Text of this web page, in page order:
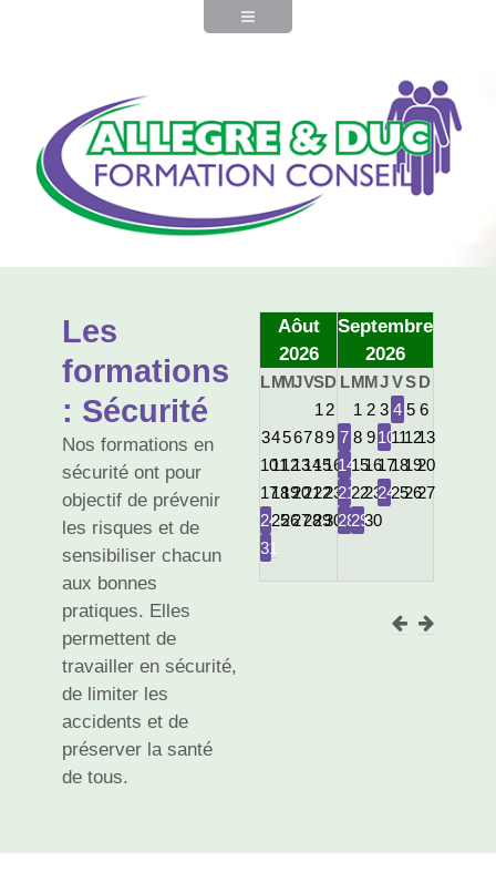
Les
formations
: Sécurité
Nos formations en
sécurité ont pour
objectif de prévenir
les risques et de
sensibiliser chacun
aux bonnes
pratiques. Elles
permettent de
travailler en sécurité,
de limiter les
accidents et de
préserver la santé
de tous.
Aôut
2026
LMMJVSD
1 2
3456789
10111213141516
17181920212223
24252627282930
31
Septembre
2026
LMMJVSD
1 2 3 4 5 6
7 8 910111213
14151617181920
21222324252627
282930